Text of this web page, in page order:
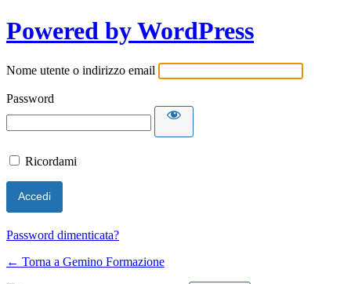
Powered by WordPress
Nome utente o indirizzo email
Password
Ricordami
Password dimenticata?
← Torna a Gemino Formazione